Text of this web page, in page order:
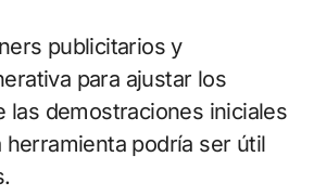
publicitarios y
para ajustar los
las demostraciones iniciales
podría ser útil